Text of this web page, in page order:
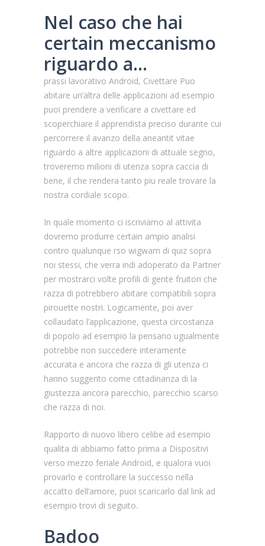
Nel caso che hai
certain meccanismo
riguardo a…
prassi lavorativo Android, Civettare Puo
abitare un’altra delle applicazioni ad esempio
puoi prendere a verificare a civettare ed
scoperchiare il apprendista preciso durante cui
percorrere il avanzo della aneantit vitae
riguardo a altre applicazioni di attuale segno,
troveremo milioni di utenza sopra caccia di
bene, il che rendera tanto piu reale trovare la
nostra cordiale scopo.
In quale momento ci iscriviamo al attivita
dovremo produrre certain ampio analisi
contro qualunque rso wigwam di quiz sopra
noi stessi, che verra indi adoperato da Partner
per mostrarci volte profili di gente fruitori che
razza di potrebbero abitare compatibili sopra
pirouette nostri. Logicamente, poi aver
collaudato l’applicazione, questa circostanza
di popolo ad esempio la pensano ugualmente
potrebbe non succedere interamente
accurata e ancora che razza di gli utenza ci
hanno suggerito come cittadinanza di la
giustezza ancora parecchio, parecchio scarso
che razza di noi.
Rapporto di nuovo libero celibe ad esempio
qualita di abbiamo fatto prima a Dispositivi
verso mezzo feriale Android, e qualora vuoi
provarlo e controllare la successo nella
accatto dell’amore, puoi scaricarlo dal link ad
esempio trovi di seguito.
Badoo